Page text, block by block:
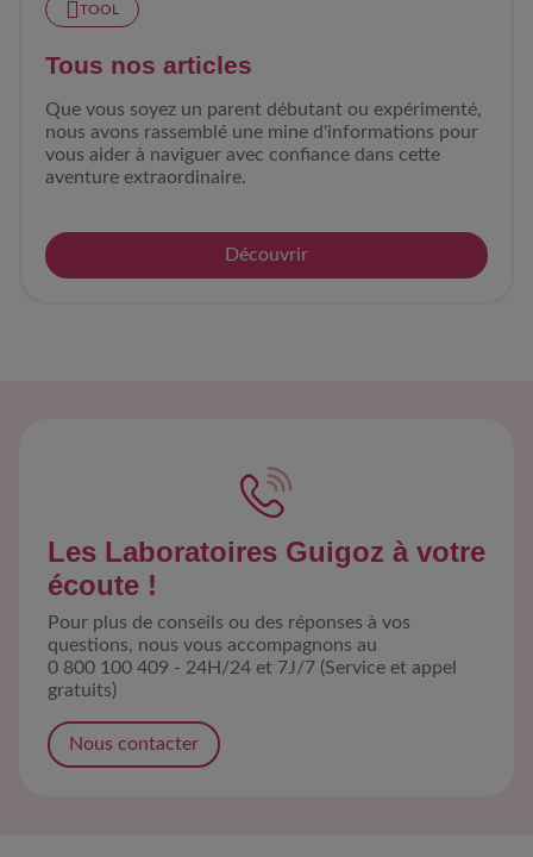
TOOL
Tous nos articles
Que vous soyez un parent débutant ou expérimenté,
nous avons rassemblé une mine d'informations pour
vous aider à naviguer avec confiance dans cette
aventure extraordinaire.
Découvrir
Les Laboratoires Guigoz à votre
écoute !
Pour plus de conseils ou des réponses à vos
questions, nous vous accompagnons au
0 800 100 409 - 24H/24 et 7J/7 (Service et appel
gratuits)
Nous contacter